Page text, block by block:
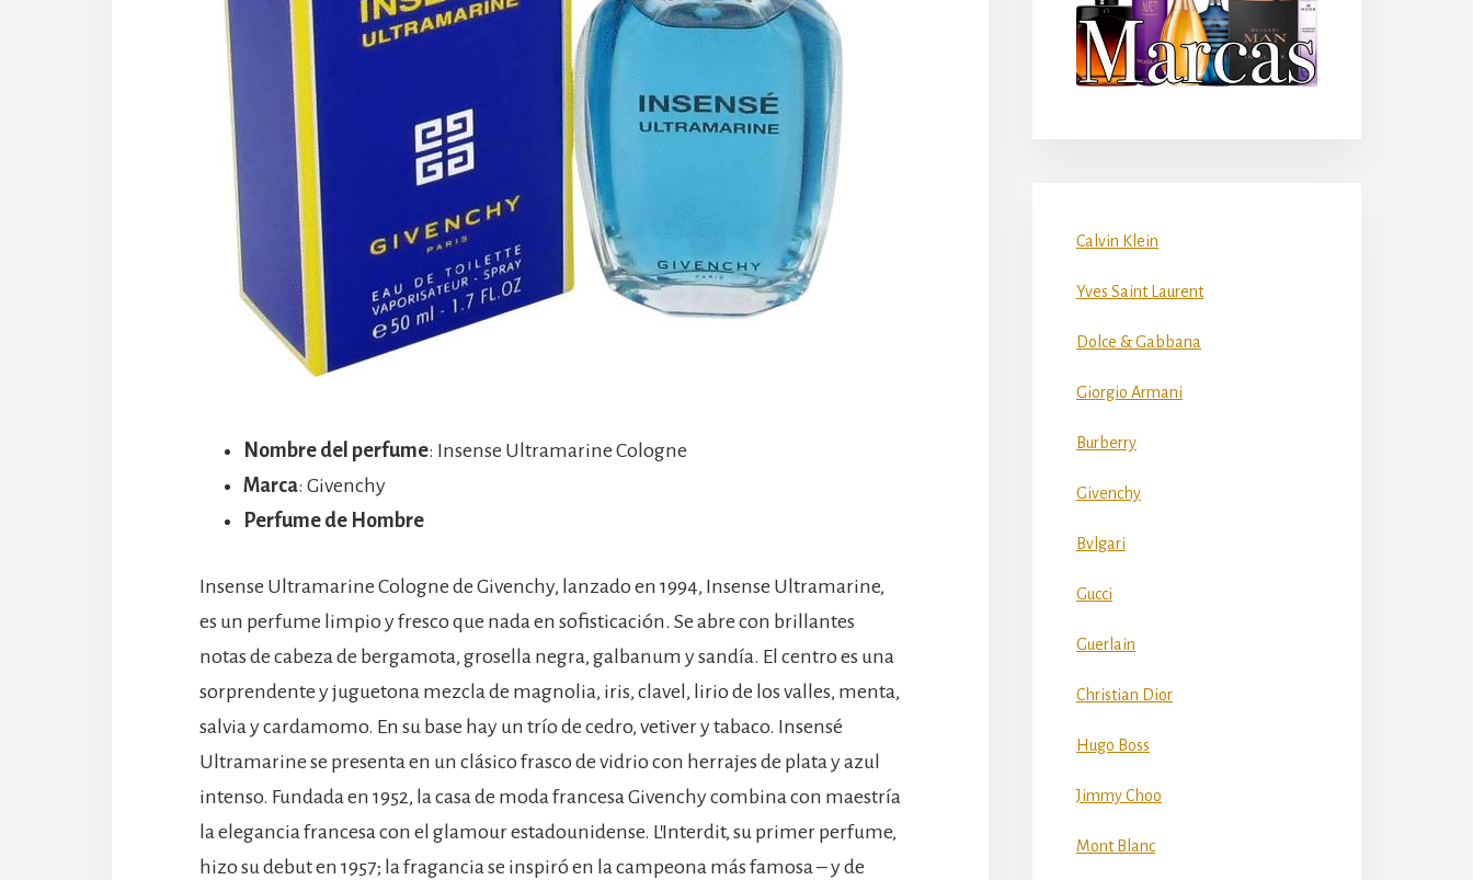
Nombre del perfume: Insense Ultramarine Cologne
Marca: Givenchy
Perfume de Hombre
Insense Ultramarine Cologne de Givenchy, lanzado en 1994, Insense Ultramarine,
es un perfume limpio y fresco que nada en sofisticación. Se abre con brillantes
notas de cabeza de bergamota, grosella negra, galbanum y sandía. El centro es una
sorprendente y juguetona mezcla de magnolia, iris, clavel, lirio de los valles, menta,
salvia y cardamomo. En su base hay un trío de cedro, vetiver y tabaco. Insensé
Ultramarine se presenta en un clásico frasco de vidrio con herrajes de plata y azul
intenso. Fundada en 1952, la casa de moda francesa Givenchy combina con maestría
la elegancia francesa con el glamour estadounidense. L’Interdit, su primer perfume,
hizo su debut en 1957; la fragancia se inspiró en la campeona más famosa – y de
Calvin Klein
Yves Saint Laurent
Dolce & Gabbana
Giorgio Armani
Burberry
Givenchy
Bvlgari
Gucci
Guerlain
Christian Dior
Hugo Boss
Jimmy Choo
Mont Blanc